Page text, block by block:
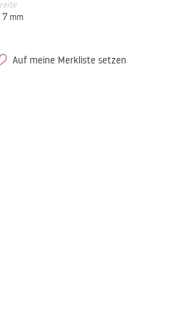
7 mm
Auf meine Merkliste setzen